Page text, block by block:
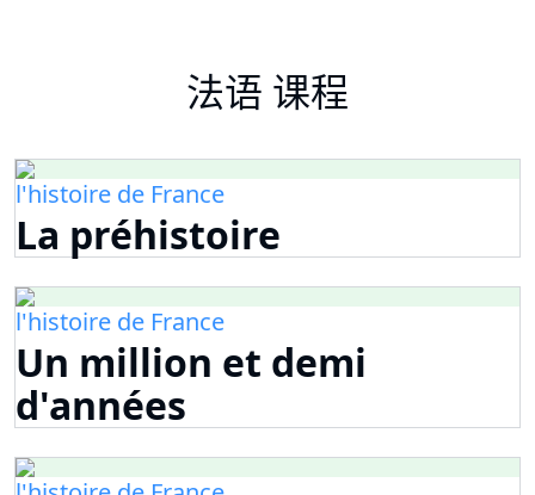
法语 课程
l'histoire de France
La préhistoire
l'histoire de France
Un million et demi
d'années